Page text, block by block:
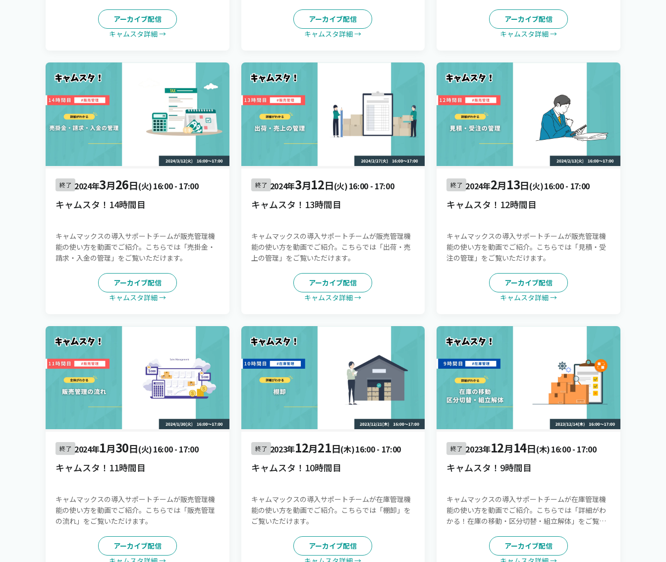
アーカイブ配信
キャムスタ詳細 →
アーカイブ配信
キャムスタ詳細 →
アーカイブ配信
キャムスタ詳細 →
終了 2024年3月26日(火)16:00- 17:00
キャムスタ！14時間目
キャムマックスの導入サポートチームが販売管理機
能の使い方を動画でご紹介。こちらでは「売掛金・
請求・入金の管理」をご覧いただけます。
アーカイブ配信
キャムスタ詳細 →
終了 2024年3月12日(火)16:00- 17:00
キャムスタ！13時間目
キャムマックスの導入サポートチームが販売管理機
能の使い方を動画でご紹介。こちらでは「出荷・売
上の管理」をご覧いただけます。
アーカイブ配信
キャムスタ詳細 →
終了 2024年2月13日(火)16:00- 17:00
キャムスタ！12時間目
キャムマックスの導入サポートチームが販売管理機
能の使い方を動画でご紹介。こちらでは「見積・受
注の管理」をご覧いただけます。
アーカイブ配信
キャムスタ詳細 →
終了 2024年1月30日(火)16:00- 17:00
キャムスタ！11時間目
キャムマックスの導入サポートチームが販売管理機
能の使い方を動画でご紹介。こちらでは「販売管理
の流れ」をご覧いただけます。
アーカイブ配信
終了 2023年12月21日(木)16:00- 17:00
キャムスタ！10時間目
キャムマックスの導入サポートチームが在庫管理機
能の使い方を動画でご紹介。こちらでは「棚卸」を
ご覧いただけます。
アーカイブ配信
終了 2023年12月14日(木)16:00- 17:00
キャムスタ！9時間目
キャムマックスの導入サポートチームが在庫管理機
能の使い方を動画でご紹介。こちらでは「詳細がわ
かる！在庫の移動・区分切替・組立解体」をご覧い
アーカイブ配信